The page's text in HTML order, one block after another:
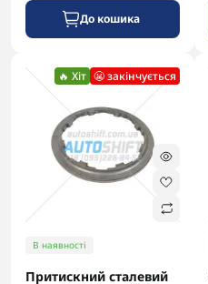
До кошика
🔥 Хіт 😬 закінчується
В наявності
Притискний сталевий